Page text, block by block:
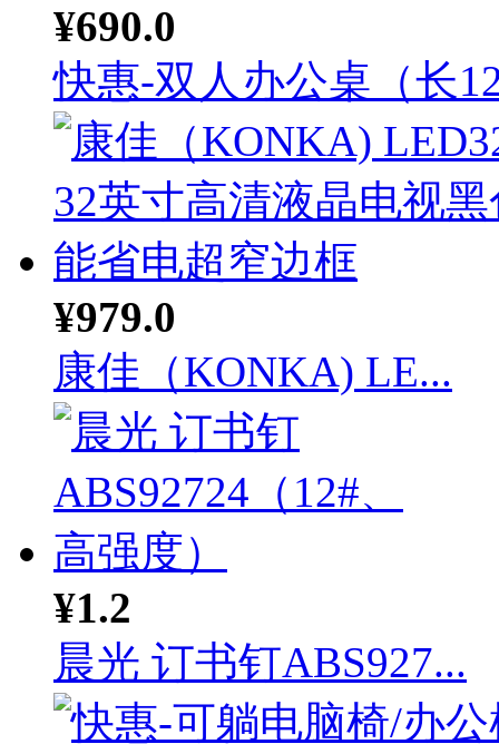
¥690.0
快惠-双人办公桌（长
¥979.0
康佳（KONKA) LE...
¥1.2
晨光 订书钉ABS927...